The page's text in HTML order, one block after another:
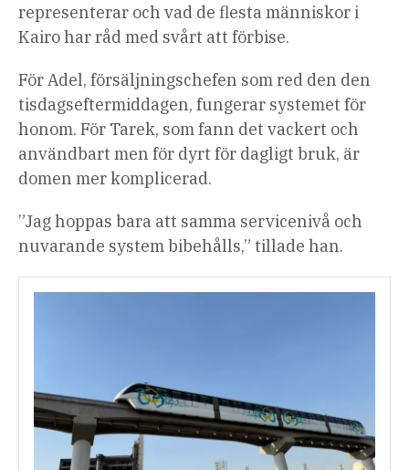
representerar och vad de flesta människor i
Kairo har råd med svårt att förbise.
För Adel, försäljningschefen som red den den
tisdagseftermiddagen, fungerar systemet för
honom. För Tarek, som fann det vackert och
användbart men för dyrt för dagligt bruk, är
domen mer komplicerad.
”Jag hoppas bara att samma servicenivå och
nuvarande system bibehålls,” tillade han.